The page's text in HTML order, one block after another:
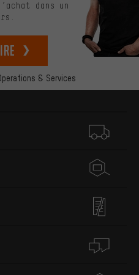
& Services
dans un